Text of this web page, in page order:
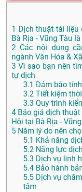
1 Dịch thuật tài liệu
Bà Rịa - Vũng Tàu
2 Các nội dung
ngành Văn Hóa &
3 Vì sao bạn nên
tự dịch
3.1 Đảm bảo
3.2 Tiết kiệm
3.3 Quy trình
4 Báo giá dịch
Hội tại Bà Rịa -
5 Năm lý do nên
5.1 Khả năng
5.2 Năng lực
5.3 Dịch vụ linh
5.4 Bảo hành
5.5 Dịch vụ
tâm